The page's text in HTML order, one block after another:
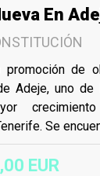
En
de
Adeje, uno de
Se
EUR